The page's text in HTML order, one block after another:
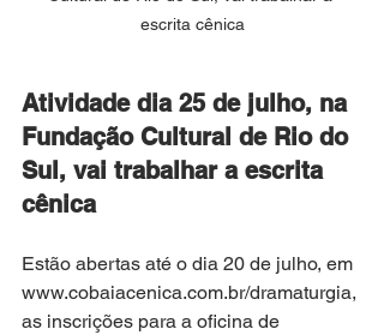
escrita cênica
Atividade dia 25 de julho, na
Fundação Cultural de Rio do
Sul, vai trabalhar a escrita
cênica
Estão abertas até o dia 20 de julho, em
www.cobaiacenica.com.br/dramaturgia,
as inscrições para a oficina de